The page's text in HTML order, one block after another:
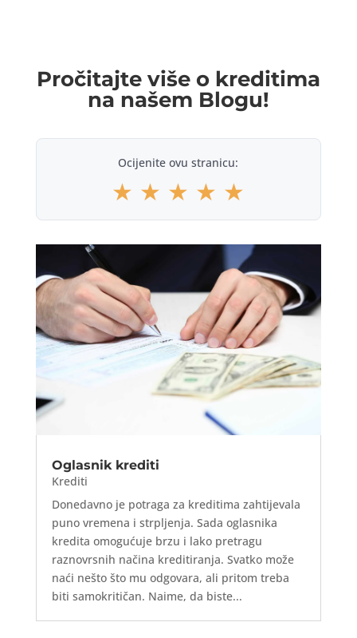
Pročitajte više o kreditima
na našem Blogu!
Ocijenite ovu stranicu:
★ ★ ★ ★ ★
Oglasnik krediti
Krediti
Donedavno je potraga za kreditima zahtijevala
puno vremena i strpljenja. Sada oglasnika
kredita omogućuje brzu i lako pretragu
raznovrsnih načina kreditiranja. Svatko može
naći nešto što mu odgovara, ali pritom treba
biti samokritičan. Naime, da biste...